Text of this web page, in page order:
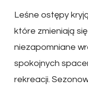
Leśne ostępy
które zmieniają
niezapomniane
spokojnych
rekreacji.